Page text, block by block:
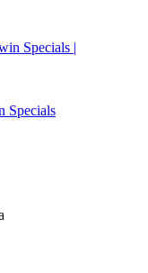
Specials